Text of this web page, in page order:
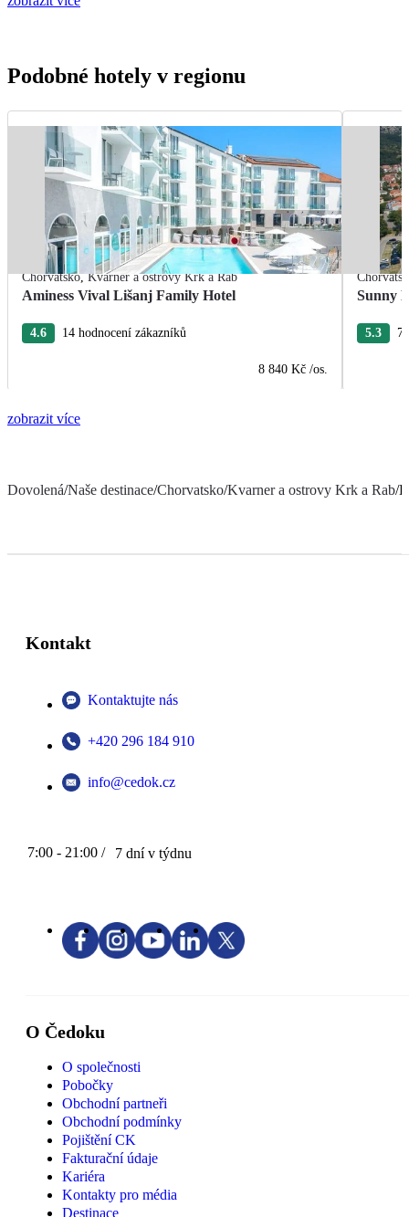
Podobné hotely v regionu
Chorvatsko,Kvarner a ostrovy Krk a Rab
Aminess Vival Lišanj Family Hotel
4.6 14 hodnocení zákazníků
8 840 Kč /os.
Sunny
5.3
zobrazit více
Dovolená/Naše destinace/Chorvatsko/Kvarner a ostrovy Krk a Rab/
Kontakt
Kontaktujte nás
+420 296 184 910
info@cedok.cz
7:00 - 21:00 / 7 dní v týdnu
O Čedoku
O společnosti
Pobočky
Obchodní partneři
Obchodní podmínky
Pojištění CK
Fakturační údaje
Kariéra
Kontakty pro média
Destinace